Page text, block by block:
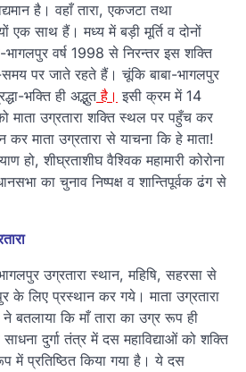
है। वहाँ तारा, एकजटा तथा
एक साथ हैं। मध्य में बड़ी मूर्ति व दोनों
भागलपुर वर्ष 1998 से निरन्तर इस शक्ति
पर जाते रहते हैं। चूंकि बाबा-भागलपुर
भक्ति ही अद्भुतहै । इसी क्रम में 14
माता उग्रतारा शक्ति स्थल पर पहुँच कर
कर माता उग्रतारा से याचना कि हे माता!
हो, शीघ्रताशीघ वैश्विक महामारी कोरोना
का चुनाव निष्पक्ष व शान्तिपूर्वक ढंग से
उग्रतारा स्थान, महिषि, सहरसा से
के लिए प्रस्थान कर गये। माता उग्रतारा
बतलाया कि माँ तारा का उग्र रूप ही
साधना दुर्गा तंत्र में दस महाविद्याओं को शक्ति
प्रतिष्ठित किया गया है। ये दस